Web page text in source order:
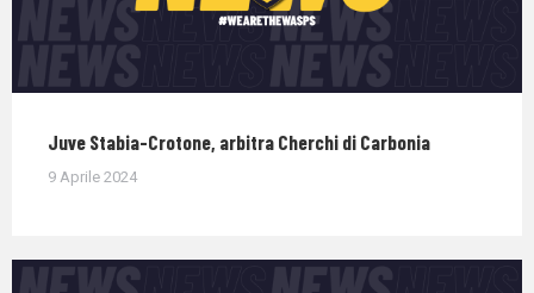
Juve Stabia-Crotone, arbitra Cherchi di Carbonia
9 Aprile 2024